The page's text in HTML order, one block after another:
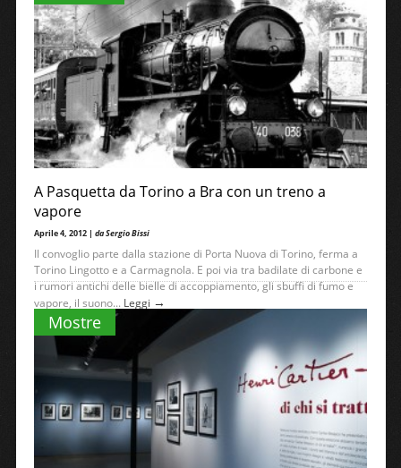
A Pasquetta da Torino a Bra con un treno a
vapore
Aprile 4, 2012 | da Sergio Bissi
Il convoglio parte dalla stazione di Porta Nuova di Torino, ferma a
Torino Lingotto e a Carmagnola. E poi via tra badilate di carbone e
i rumori antichi delle bielle di accoppiamento, gli sbuffi di fumo e
vapore, il suono... Leggi →
Mostre